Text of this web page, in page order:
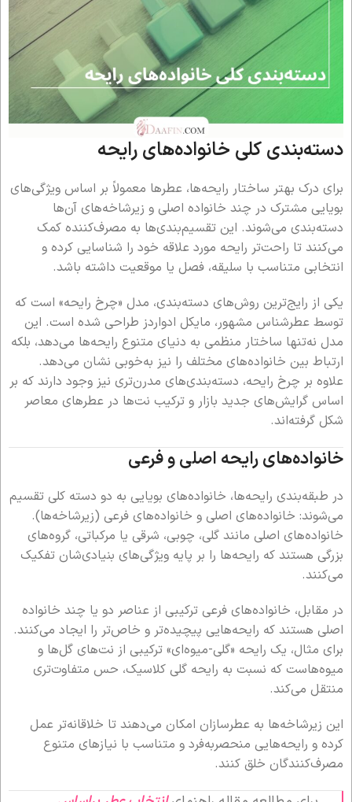
دسته‌بندی کلی خانواده‌های رایحه
برای درک بهتر ساختار رایحه‌ها، عطرها معمولاً بر اساس ویژگی‌های
بویایی مشترک در چند خانواده اصلی و زیرشاخه‌های آن‌ها
دسته‌بندی می‌شوند. این تقسیم‌بندی‌ها به مصرف‌کننده کمک
می‌کنند تا راحت‌تر رایحه مورد علاقه خود را شناسایی کرده و
انتخابی متناسب با سلیقه، فصل یا موقعیت داشته باشد.
یکی از رایج‌ترین روش‌های دسته‌بندی، مدل «چرخ رایحه» است که
توسط عطرشناس مشهور، مایکل ادواردز طراحی شده است. این
مدل نه‌تنها ساختار منظمی به دنیای متنوع رایحه‌ها می‌دهد، بلکه
ارتباط بین خانواده‌های مختلف را نیز به‌خوبی نشان می‌دهد.
علاوه بر چرخ رایحه، دسته‌بندی‌های مدرن‌تری نیز وجود دارند که بر
اساس گرایش‌های جدید بازار و ترکیب نت‌ها در عطرهای معاصر
شکل گرفته‌اند.
خانواده‌های رایحه اصلی و فرعی
در طبقه‌بندی رایحه‌ها، خانواده‌های بویایی به دو دسته کلی تقسیم
می‌شوند: خانواده‌های اصلی و خانواده‌های فرعی (زیرشاخه‌ها).
خانواده‌های اصلی مانند گلی، چوبی، شرقی یا مرکباتی، گروه‌های
بزرگی هستند که رایحه‌ها را بر پایه ویژگی‌های بنیادی‌شان تفکیک
می‌کنند.
در مقابل، خانواده‌های فرعی ترکیبی از عناصر دو یا چند خانواده
اصلی هستند که رایحه‌هایی پیچیده‌تر و خاص‌تر را ایجاد می‌کنند.
برای مثال، یک رایحه «گلی-میوه‌ای» ترکیبی از نت‌های گل‌ها و
میوه‌هاست که نسبت به رایحه گلی کلاسیک، حس متفاوت‌تری
منتقل می‌کند.
این زیرشاخه‌ها به عطرسازان امکان می‌دهند تا خلاقانه‌تر عمل
کرده و رایحه‌هایی منحصربه‌فرد و متناسب با نیازهای متنوع
مصرف‌کنندگان خلق کنند.